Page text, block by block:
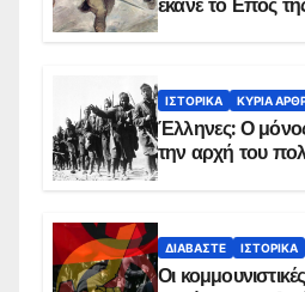
έκανε το Επος
ΙΣΤΟΡΙΚΆ ΚΥΡΙΑ
Έλληνες: Ο
την αρχή του
ΔΙΑΒΆΣΤΕ ΙΣΤΟΡΙΚΆ
Οι